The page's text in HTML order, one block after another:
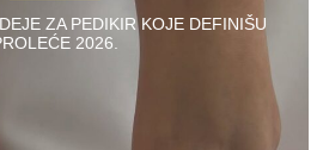
ZA PEDIKIR KOJE DEFINIŠU
2026.